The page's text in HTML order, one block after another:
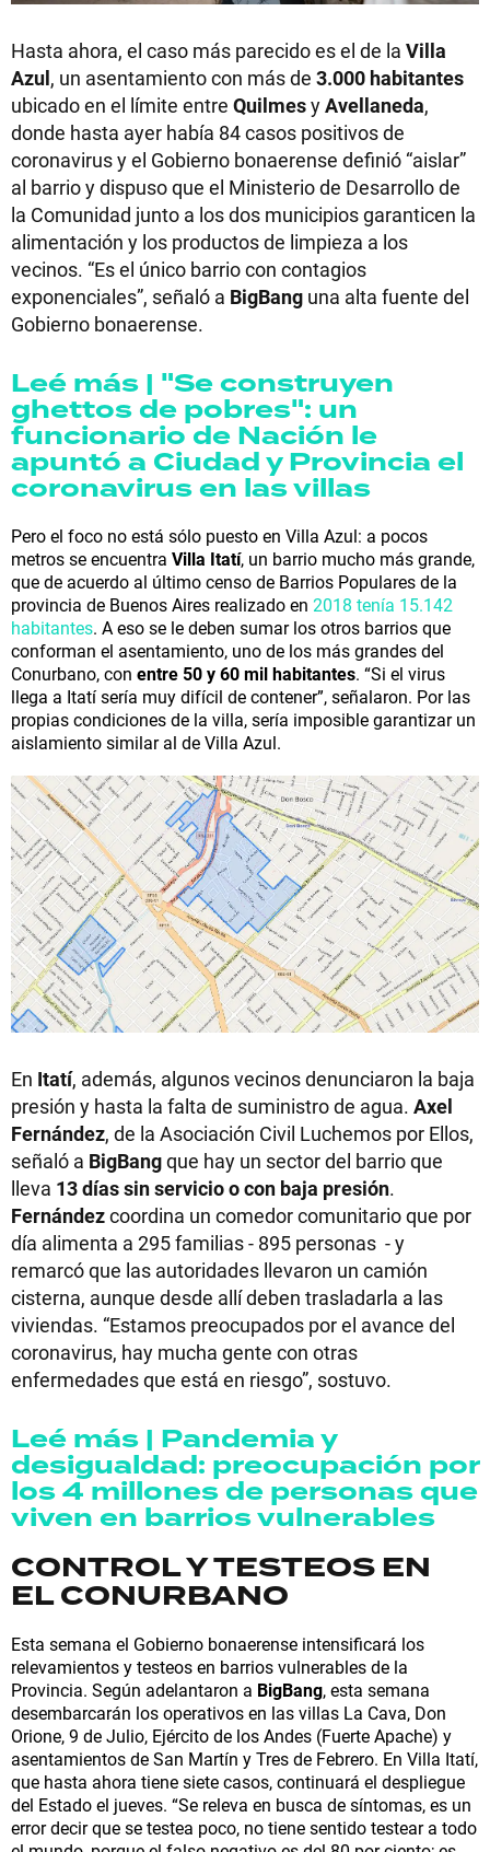
Hasta ahora, el caso más parecido es el de la Villa
Azul, un asentamiento con más de 3.000 habitantes
ubicado en el límite entre QuilmesyAvellaneda,
donde hasta ayer había 84 casos positivos de
coronavirus y el Gobierno bonaerense definió “aislar”
al barrio y dispuso que el Ministerio de Desarrollo de
la Comunidad junto a los dos municipios garanticen la
alimentación y los productos de limpieza a los
vecinos. “Es el único barrio con contagios
exponenciales”, señaló a BigBang una alta fuente del
Gobierno bonaerense.
Leé más | "Se construyen
ghettos de pobres": un
funcionario de Nación le
apuntó a Ciudad y Provincia el
coronavirus en las villas
Pero el foco no está sólo puesto en Villa Azul: a pocos
metros se encuentra Villa Itatí, un barrio mucho más grande,
que de acuerdo al último censo de Barrios Populares de la
provincia de Buenos Aires realizado en 2018 tenía 15.142
habitantes. A eso se le deben sumar los otros barrios que
conforman el asentamiento, uno de los más grandes del
Conurbano, con entre 50 y 60 mil habitantes. “Si el virus
llega a Itatí sería muy difícil de contener”, señalaron. Por las
propias condiciones de la villa, sería imposible garantizar un
aislamiento similar al de Villa Azul.
En Itatí, además, algunos vecinos denunciaron la baja
presión y hasta la falta de suministro de agua. Axel
Fernández, de la Asociación Civil Luchemos por Ellos,
señaló a BigBangque hay un sector del barrio que
lleva 13 días sin servicio o con baja presión.
Fernándezcoordina un comedor comunitario que por
día alimenta a 295 familias - 895 personas - y
remarcó que las autoridades llevaron un camión
cisterna, aunque desde allí deben trasladarla a las
viviendas. “Estamos preocupados por el avance del
coronavirus, hay mucha gente con otras
enfermedades que está en riesgo”, sostuvo.
Leé más | Pandemia y
desigualdad: preocupación por
los 4 millones de personas que
viven en barrios vulnerables
CONTROL Y TESTEOS EN
EL CONURBANO
Esta semana el Gobierno bonaerense intensificará los
relevamientos y testeos en barrios vulnerables de la
Provincia. Según adelantaron a BigBang, esta semana
desembarcarán los operativos en las villas La Cava, Don
Orione, 9 de Julio, Ejército de los Andes (Fuerte Apache) y
asentamientos de San Martín y Tres de Febrero. En Villa Itatí,
que hasta ahora tiene siete casos, continuará el despliegue
del Estado el jueves. “Se releva en busca de síntomas, es un
error decir que se testea poco, no tiene sentido testear a todo